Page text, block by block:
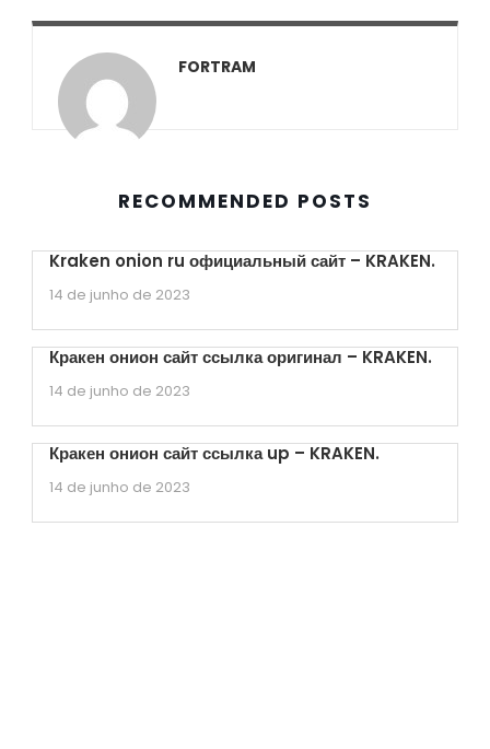
FORTRAM
RECOMMENDED POSTS
Kraken onion ru официальный сайт – KRAKEN.
14 de junho de 2023
Кракен онион сайт ссылка оригинал – KRAKEN.
14 de junho de 2023
Кракен онион сайт ссылка up – KRAKEN.
14 de junho de 2023